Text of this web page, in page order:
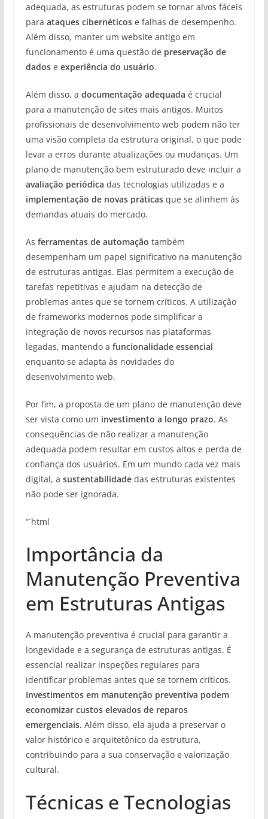
adequada, as estruturas podem se tornar alvos fáceis
para ataques cibernéticose falhas de desempenho.
Além disso, manter um website antigo em
funcionamento é uma questão de preservação de
dadose experiência do usuário.
Além disso, a documentação adequada é crucial
para a manutenção de sites mais antigos. Muitos
profissionais de desenvolvimento web podem não ter
uma visão completa da estrutura original, o que pode
levar a erros durante atualizações ou mudanças. Um
plano de manutenção bem estruturado deve incluir a
avaliação periódica das tecnologias utilizadas e a
implementação de novas práticasque se alinhem às
demandas atuais do mercado.
As ferramentas de automação também
desempenham um papel significativo na manutenção
de estruturas antigas. Elas permitem a execução de
tarefas repetitivas e ajudam na detecção de
problemas antes que se tornem críticos. A utilização
de frameworks modernos pode simplificar a
integração de novos recursos nas plataformas
legadas, mantendo a funcionalidade essencial
enquanto se adapta às novidades do
desenvolvimento web.
Por fim, a proposta de um plano de manutenção deve
ser vista como um investimento a longo prazo. As
consequências de não realizar a manutenção
adequada podem resultar em custos altos e perda de
confiança dos usuários. Em um mundo cada vez mais
digital, a sustentabilidadedas estruturas existentes
não pode ser ignorada.
“`html
Importância da
Manutenção Preventiva
em Estruturas Antigas
A manutenção preventiva é crucial para garantir a
longevidade e a segurança de estruturas antigas. É
essencial realizar inspeções regulares para
identificar problemas antes que se tornem críticos.
Investimentos em manutenção preventiva podem
economizar custos elevados de reparos
emergenciais. Além disso, ela ajuda a preservar o
valor histórico e arquitetônico da estrutura,
contribuindo para a sua conservação e valorização
cultural.
Técnicas e Tecnologias